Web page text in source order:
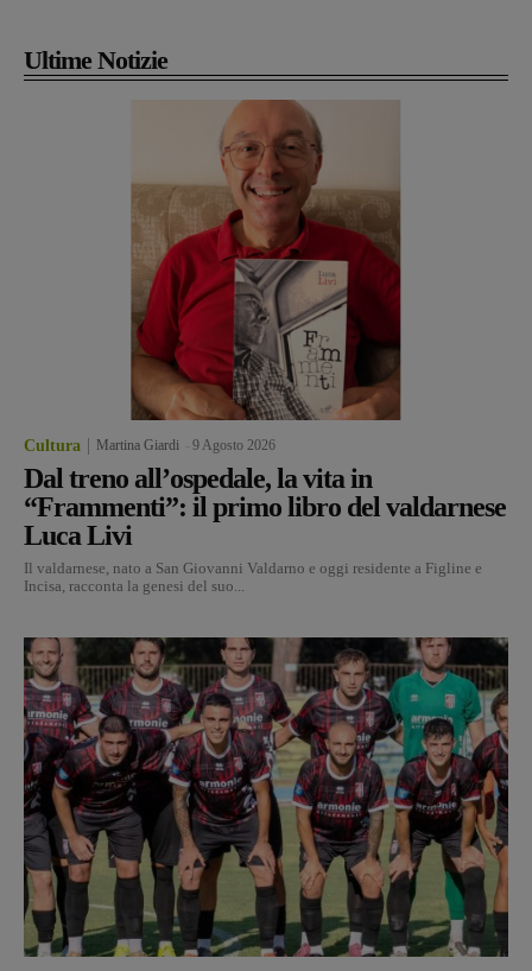
Ultime Notizie
Cultura Martina Giardi 9 Agosto 2026
Dal treno all’ospedale, la vita in
“Frammenti”: il primo libro del valdarnese
Luca Livi
Il valdarnese, nato a San Giovanni Valdarno e oggi residente a Figline e
Incisa, racconta la genesi del suo...